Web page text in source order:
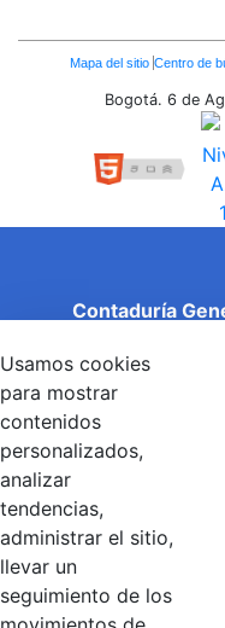
Enlaces
Inferiores
Mapa del sitio Centro de
Bogotá. 6 de
Contaduría
Entidad adscrita al
Público
Torre 1 (Aire) - Piso
Código Postal: 111071
Linkedin
Usamos cookies
para mostrar
contenidos
personalizados,
analizar
tendencias,
administrar el sitio,
llevar un
seguimiento de los